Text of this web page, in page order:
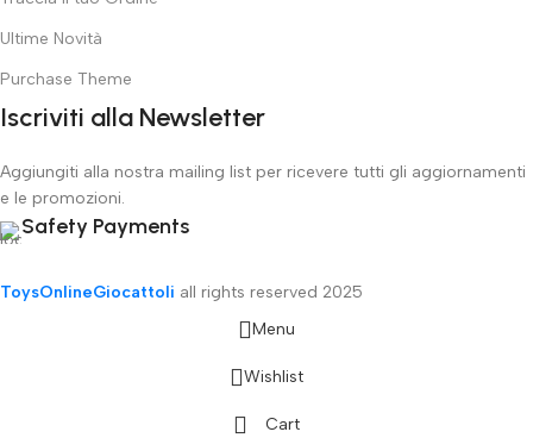
Ultime Novità
Purchase Theme
Iscriviti alla Newsletter
Aggiungiti alla nostra mailing list per ricevere tutti gli aggiornamenti
e le promozioni.
Safety Payments
ToysOnlineGiocattoli all rights reserved 2025
Menu
Wishlist
Cart